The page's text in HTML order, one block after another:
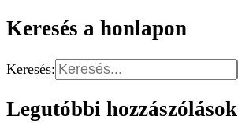
Keresés a honlapon
Keresés:
Legutóbbi hozzászólások